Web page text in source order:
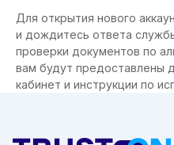
Для открытия нового
и дождитесь ответа
проверки документов по
вам будут предоставлены
кабинет и инструкции по